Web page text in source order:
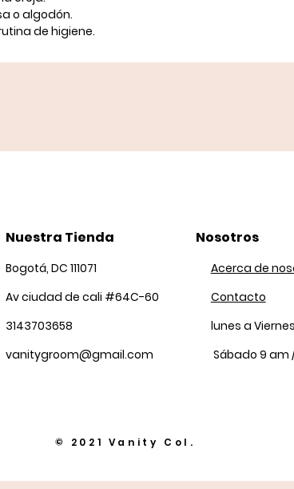
o algodón.
de higiene.
Nuestra Tienda
Bogotá, DC 111071
Av ciudad de cali #64C-60
3143703658
vanitygroom@gmail.com
Nosotros
Acerca de
Contacto
lunes a
Sábado 9 am
© 2021 Vanity Col.